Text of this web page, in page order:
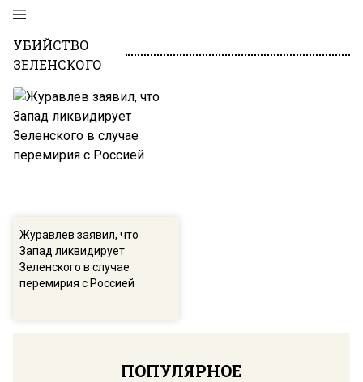
УБИЙСТВО
ЗЕЛЕНСКОГО
Журавлев заявил, что
Запад ликвидирует
Зеленского в случае
перемирия с Россией
ПОПУЛЯРНОЕ